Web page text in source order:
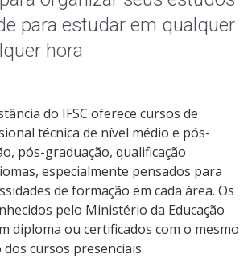
Inscrição
para estudar em qualquer
hora
do IFSC oferece cursos de
técnica de nível médio e pós-
pós-graduação, qualificação
especialmente pensados para
de formação em cada área. Os
pelo Ministério da Educação
diploma ou certificados com o mesmo
cursos presenciais.